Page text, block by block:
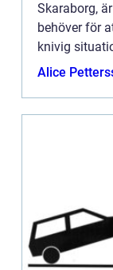
Skaraborg,
behöver för
knivig
vara b&ari...
Alice